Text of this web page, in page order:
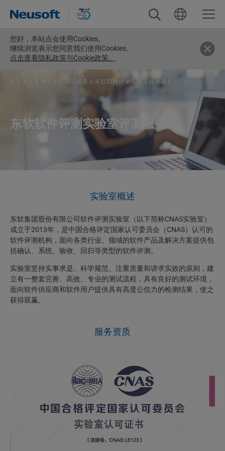
您好， 本站点会使用Cookies。
继续浏览表示您同意我们使用Cookies。
点击查看隐私政策与Cookie政策。
首页 > 服务 > 专业化测试服务 > 东软软件评测实验室评测服务
东软软件评测实验室评测服务
实验室概述
东软集团股份有限公司软件评测实验室（以下简称CNAS实验室）
成立于2013年，是中国合格评定国家认可委员会（CNAS）认可的
软件评测机构，面向各类行业、领域的软件产品及解决方案提供包
括确认、系统、验收、回归等类型的软件评测。
实验室坚持实事求是、科学规范、注重质量和讲求实效的原则，建
立有一整套完善、高效、专业的测试流程，具有良好的测试环境，
面向软件供应商和软件用户提供具有高度公信力的检测结果，使之
获得双赢。
服务资质